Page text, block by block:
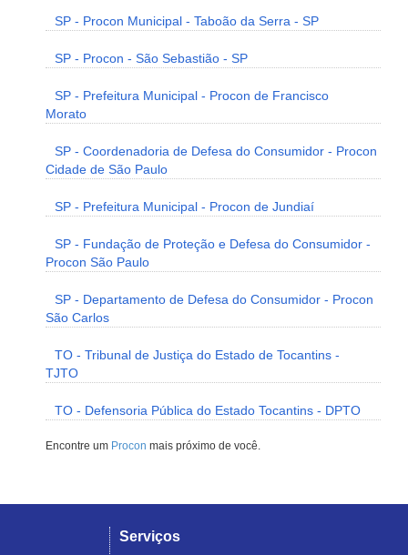
SP - Procon Municipal - Taboão da Serra - SP
SP - Procon - São Sebastião - SP
SP - Prefeitura Municipal - Procon de Francisco
Morato
SP - Coordenadoria de Defesa do Consumidor - Procon
Cidade de São Paulo
SP - Prefeitura Municipal - Procon de Jundiaí
SP - Fundação de Proteção e Defesa do Consumidor -
Procon São Paulo
SP - Departamento de Defesa do Consumidor - Procon
São Carlos
TO - Tribunal de Justiça do Estado de Tocantins -
TJTO
TO - Defensoria Pública do Estado Tocantins - DPTO
Encontre um Procon mais próximo de você.
Serviços